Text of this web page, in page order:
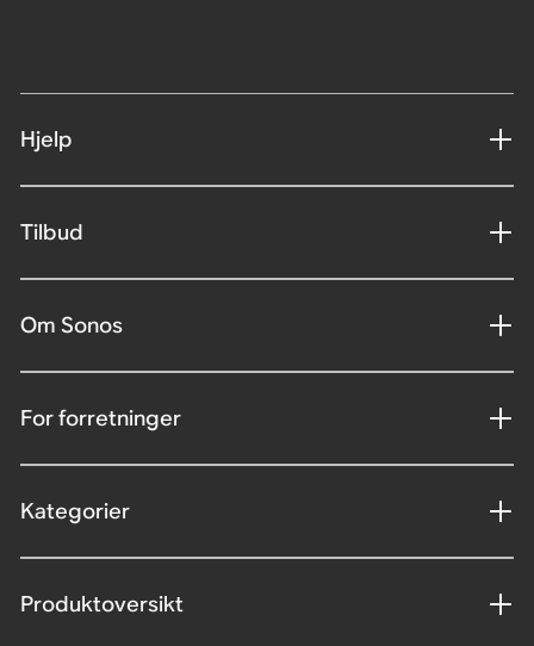
Hjelp
Tilbud
Om Sonos
For forretninger
Kategorier
Produktoversikt